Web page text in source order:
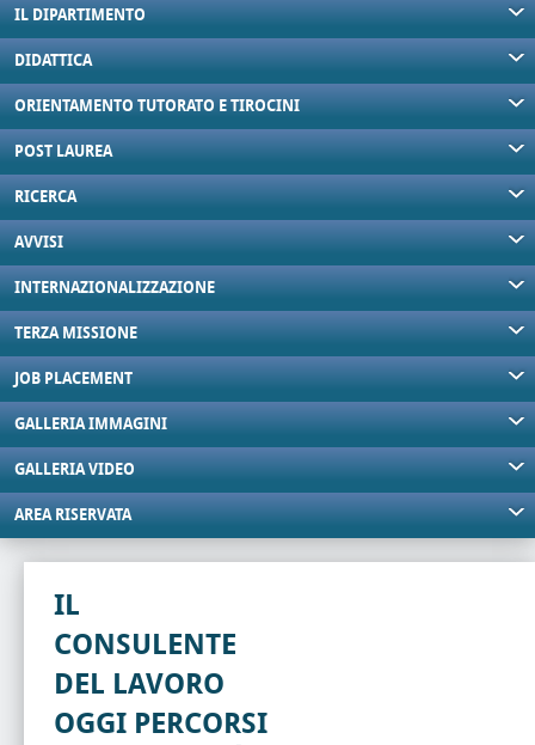
IL DIPARTIMENTO
DIDATTICA
ORIENTAMENTO TUTORATO E TIROCINI
POST LAUREA
RICERCA
AVVISI
INTERNAZIONALIZZAZIONE
TERZA MISSIONE
JOB PLACEMENT
GALLERIA IMMAGINI
GALLERIA VIDEO
AREA RISERVATA
IL
CONSULENTE
DEL LAVORO
OGGI PERCORSI